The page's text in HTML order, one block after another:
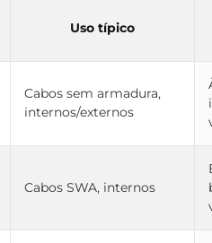
Uso típico
Cabos sem armadura,
internos/externos
Cabos SWA, internos